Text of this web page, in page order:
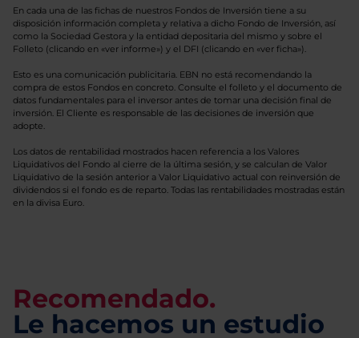
En cada una de las fichas de nuestros Fondos de Inversión tiene a su
disposición información completa y relativa a dicho Fondo de Inversión, así
como la Sociedad Gestora y la entidad depositaria del mismo y sobre el
Folleto (clicando en «ver informe») y el DFI (clicando en «ver ficha»).
Esto es una comunicación publicitaria. EBN no está recomendando la
compra de estos Fondos en concreto. Consulte el folleto y el documento de
datos fundamentales para el inversor antes de tomar una decisión final de
inversión. El Cliente es responsable de las decisiones de inversión que
adopte.
Los datos de rentabilidad mostrados hacen referencia a los Valores
Liquidativos del Fondo al cierre de la última sesión, y se calculan de Valor
Liquidativo de la sesión anterior a Valor Liquidativo actual con reinversión de
dividendos si el fondo es de reparto. Todas las rentabilidades mostradas están
en la divisa Euro.
Recomendado.
Le hacemos un estudio